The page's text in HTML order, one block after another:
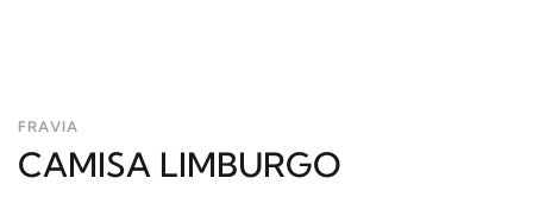
FRAVIA
CAMISA LIMBURGO